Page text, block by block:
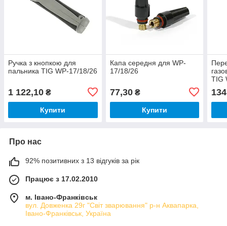
Ручка з кнопкою для
пальника TIG WP-17/18/26
1 122,10 ₴
Купити
Капа середня для WP-
17/18/26
77,30₴
Купити
TIG
Про нас
92% позитивних з 13 відгуків за рік
Працює з 17.02.2010
м. Івано-Франківськ
вул. Довженка 29г "Світ зварювання" р-н Аквапарка,
Івано-Франківськ, Україна